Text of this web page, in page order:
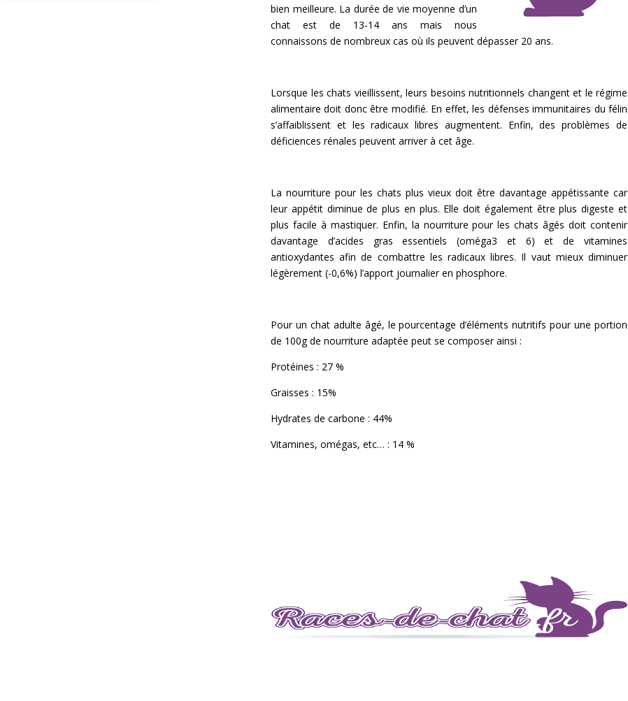
bien meilleure. La durée de vie moyenne d’un
chat est de 13-14 ans mais nous
connaissons de nombreux cas où ils peuvent dépasser 20 ans.
Lorsque les chats vieillissent, leurs besoins nutritionnels changent et le régime
alimentaire doit donc être modifié. En effet, les défenses immunitaires du félin
s’affaiblissent et les radicaux libres augmentent. Enfin, des problèmes de
déficiences rénales peuvent arriver à cet âge.
La nourriture pour les chats plus vieux doit être davantage appétissante car
leur appétit diminue de plus en plus. Elle doit également être plus digeste et
plus facile à mastiquer. Enfin, la nourriture pour les chats âgés doit contenir
davantage d’acides gras essentiels (oméga3 et 6) et de vitamines
antioxydantes afin de combattre les radicaux libres. Il vaut mieux diminuer
légèrement (-0,6%) l’apport journalier en phosphore.
Pour un chat adulte âgé, le pourcentage d’éléments nutritifs pour une portion
de 100g de nourriture adaptée peut se composer ainsi :
Protéines : 27 %
Graisses : 15%
Hydrates de carbone : 44%
Vitamines, omégas, etc… : 14 %